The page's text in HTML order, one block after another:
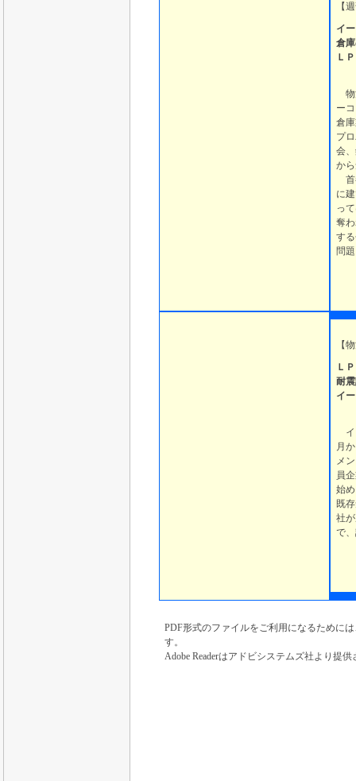
【
イ
倉
Ｌ
物
ー
倉
プ
会
か
首
に
っ
奪
す
問
【
Ｌ
耐
イ
イ
月
メ
員
始
既
社
で
PDF形式のファイルをご利用になるためには
す。
Adobe Readerはアドビシステムズ社より提